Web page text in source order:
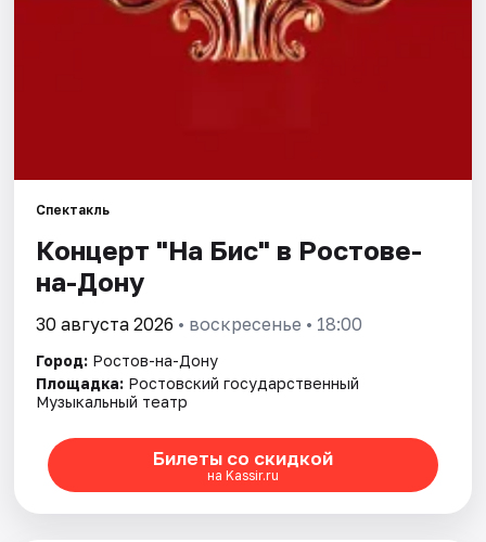
Спектакль
Концерт "На Бис" в Ростове-
на-Дону
30 августа 2026 • воскресенье • 18:00
Город: Ростов-на-Дону
Площадка: Ростовский государственный
Музыкальный театр
Билеты со скидкой
на Kassir.ru